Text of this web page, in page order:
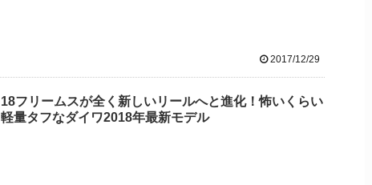
2017/12/29
18フリームスが全く新しいリールへと進化！怖いくらい
軽量タフなダイワ2018年最新モデル